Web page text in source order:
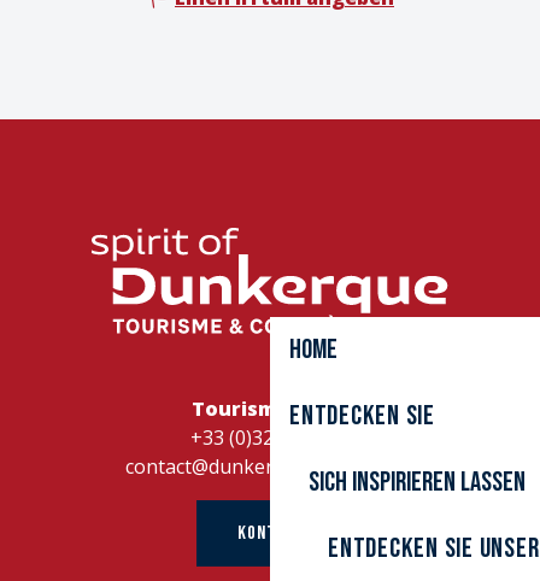
Home
Entdecken Sie
Sich inspirieren lassen
Entdecken Sie
Tourismusbüro
+33 (0)328262728
contact@dunkerque-tourisme.fr
KONTAKT